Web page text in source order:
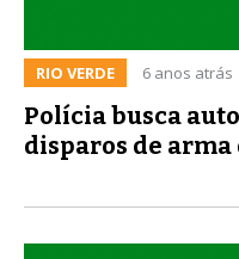
RIO VERDE 6 anos atrás
Polícia busca
disparos de arma